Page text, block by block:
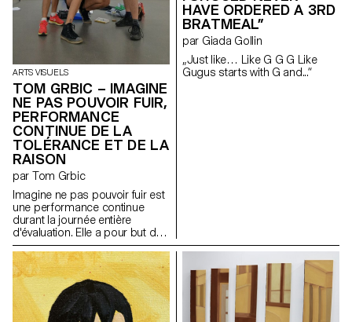
ARTS VISUELS
TOM GRBIC – IMAGINE
NE PAS POUVOIR FUIR,
PERFORMANCE
CONTINUE DE LA
TOLÉRANCE ET DE LA
RAISON
par Tom Grbic
Imagine ne pas pouvoir fuir est
une performance continue
durant la journée entière
d'évaluation. Elle a pour but de
montrer le principe de "travail
trans" théorisé par Josephine
Gilles Harris en 2019. J. G.
Harris met entre autre en
lumière le fait que les
personnes queer se doivent
HAVE ORDERED A 3RD
BRATMEAL”
par Giada Gollin
„Just like… Like G G G Like
Gugus starts with G and...“